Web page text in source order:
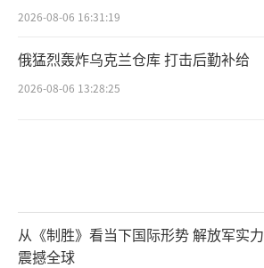
2026-08-06 16:31:19
俄猛烈轰炸乌克兰仓库 打击后勤补给
2026-08-06 13:28:25
从《制胜》看当下国际形势 解放军实力
震撼全球